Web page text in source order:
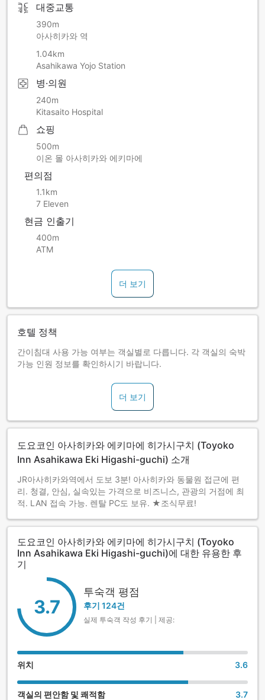
대중교통
390m
아사히카와 역
1.04km
Asahikawa Yojo Station
병·의원
240m
Kitasaito Hospital
쇼핑
500m
이온 몰 아사히카와 에키마에
편의점
1.1km
7 Eleven
현금 인출기
400m
ATM
더 보기
호텔 정책
간이침대 사용 가능 여부는 객실별로 다릅니다. 각 객실의 숙박
가능 인원 정보를 확인하시기 바랍니다.
더 보기
도요코인 아사히카와 에키마에 히가시구치 (Toyoko
Inn Asahikawa Eki Higashi-guchi) 소개
JR아사히카와역에서 도보 3분! 아사히카와 동물원 접근에 편
리. 청결, 안심, 실속있는 가격으로 비즈니스, 관광의 거점에 최
적. LAN 접속 가능. 렌탈 PC도 보유. ★조식무료!
도요코인 아사히카와 에키마에 히가시구치 (Toyoko
Inn Asahikawa Eki Higashi-guchi)에 대한 유용한 후
기
3.7
투숙객 평점
후기 124건
실제 투숙객 작성 후기 | 제공:
위치 3.6
객실의 편안함 및 쾌적함 3.7